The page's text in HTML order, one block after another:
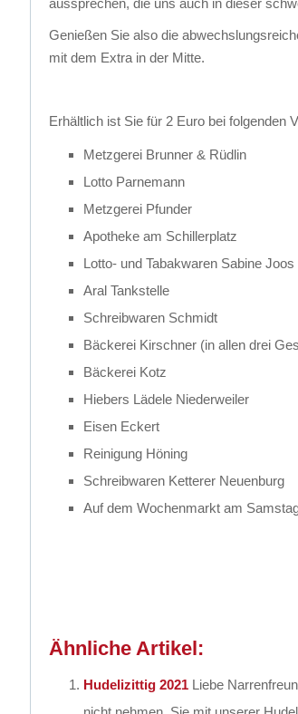
aussprechen, die uns auch in dieser
Genießen Sie also die
mit dem Extra in der Mitte.
Erhältlich ist Sie für 2 Euro bei folgenden
Metzgerei Brunner & Rüdlin
Lotto Parnemann
Metzgerei Pfunder
Apotheke am Schillerplatz
Lotto- und Tabakwaren Sabine Joos
Aral Tankstelle
Schreibwaren Schmidt
Bäckerei Kirschner (in allen drei
Bäckerei Kotz
Hiebers Lädele Niederweiler
Eisen Eckert
Reinigung Höning
Schreibwaren Ketterer Neuenburg
Auf dem Wochenmarkt am
Ähnliche Artikel:
Hudelizittig 2021 Liebe